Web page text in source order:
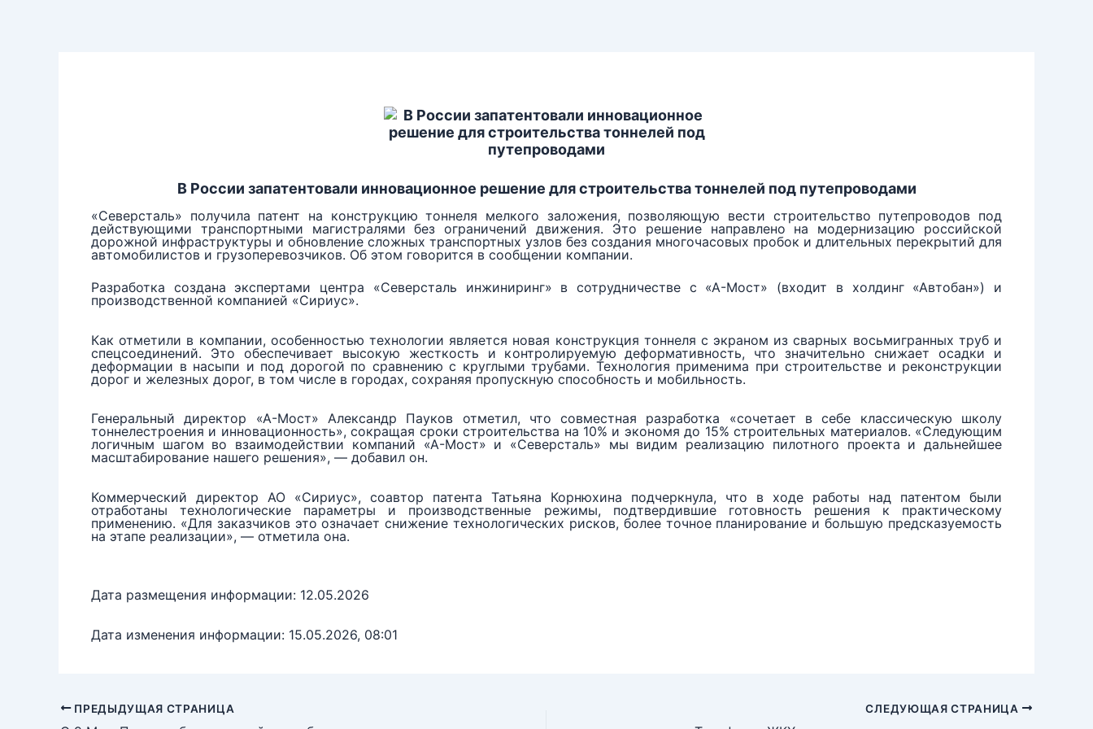
В России запатентовали инновационное решение для строительства тоннелей под путепроводами
«Северсталь» получила патент на конструкцию тоннеля мелкого заложения, позволяющую вести строительство путепроводов под
действующими транспортными магистралями без ограничений движения. Это решение направлено на модернизацию российской
дорожной инфраструктуры и обновление сложных транспортных узлов без создания многочасовых пробок и длительных перекрытий для
автомобилистов и грузоперевозчиков. Об этом говорится в сообщении компании.
Разработка создана экспертами центра «Северсталь инжиниринг» в сотрудничестве с «А-Мост» (входит в холдинг «Автобан») и
производственной компанией «Сириус».
Как отметили в компании, особенностью технологии является новая конструкция тоннеля с экраном из сварных восьмигранных труб и
спецсоединений. Это обеспечивает высокую жесткость и контролируемую деформативность, что значительно снижает осадки и
деформации в насыпи и под дорогой по сравнению с круглыми трубами. Технология применима при строительстве и реконструкции
дорог и железных дорог, в том числе в городах, сохраняя пропускную способность и мобильность.
Генеральный директор «А-Мост» Александр Пауков отметил, что совместная разработка «сочетает в себе классическую школу
тоннелестроения и инновационность», сокращая сроки строительства на 10% и экономя до 15% строительных материалов. «Следующим
логичным шагом во взаимодействии компаний «А-Мост» и «Северсталь» мы видим реализацию пилотного проекта и дальнейшее
масштабирование нашего решения», — добавил он.
Коммерческий директор АО «Сириус», соавтор патента Татьяна Корнюхина подчеркнула, что в ходе работы над патентом были
отработаны технологические параметры и производственные режимы, подтвердившие готовность решения к практическому
применению. «Для заказчиков это означает снижение технологических рисков, более точное планирование и большую предсказуемость
на этапе реализации», — отметила она.
Дата размещения информации: 12.05.2026
Дата изменения информации: 15.05.2026, 08:01
ПРЕДЫДУЩАЯ СТРАНИЦА СЛЕДУЮЩАЯ СТРАНИЦА